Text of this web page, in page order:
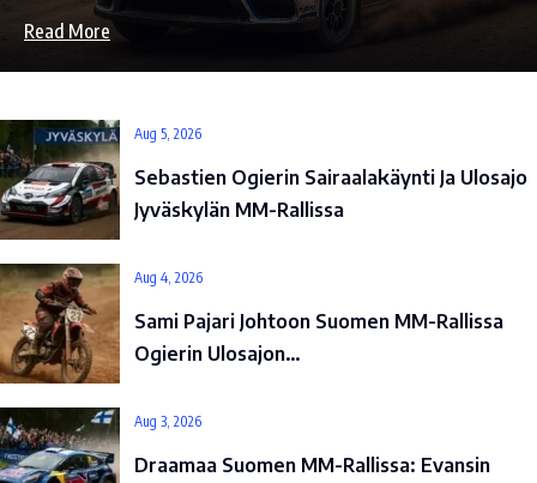
Read More
Aug 5, 2026
Sebastien Ogierin Sairaalakäynti Ja Ulosajo
Jyväskylän MM-Rallissa
Aug 4, 2026
Sami Pajari Johtoon Suomen MM-Rallissa
Ogierin Ulosajon…
Aug 3, 2026
Draamaa Suomen MM-Rallissa: Evansin